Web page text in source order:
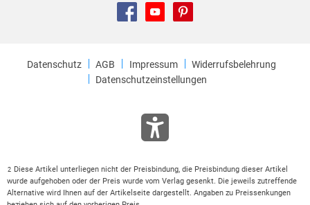
Datenschutz AGB Impressum
Widerrufsbelehrung
Datenschutzeinstellungen
2
Diese Artikel unterliegen nicht der Preisbindung, die Preisbindung dieser Artikel
wurde aufgehoben oder der Preis wurde vom Verlag gesenkt. Die jeweils zutreffende
Alternative wird Ihnen auf der Artikelseite dargestellt. Angaben zu Preissenkungen